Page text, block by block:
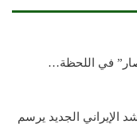
في اللحظة…
الإيراني الجديد يرسم